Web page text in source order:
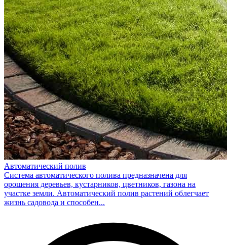
Автоматический полив
Система автоматического полива предназначена для
орошения деревьев, кустарников, цветников, газона на
участке земли. Автоматический полив растений облегчает
жизнь садовода и способен...